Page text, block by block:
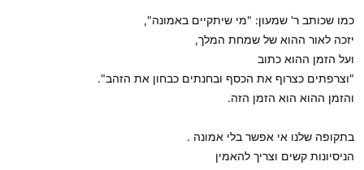
כמו שכותב ר' שמעון: "מי שיתקיים באמונה",
יזכה לאור ההוא של שמחת המלך,
ועל הזמן ההוא כתוב
"וצרפתים כצרוף את הכסף ובחנתים כבחון את הזהב".
והזמן ההוא הוא הזמן הזה.
בתקופה שלנו אי אפשר בלי אמונה .
הניסיונות קשים וצריך להאמין